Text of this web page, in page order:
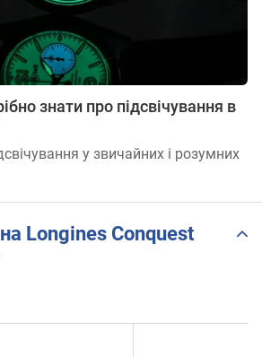
знати про підсвічування в
у звичайних і розумних
Longines Conquest